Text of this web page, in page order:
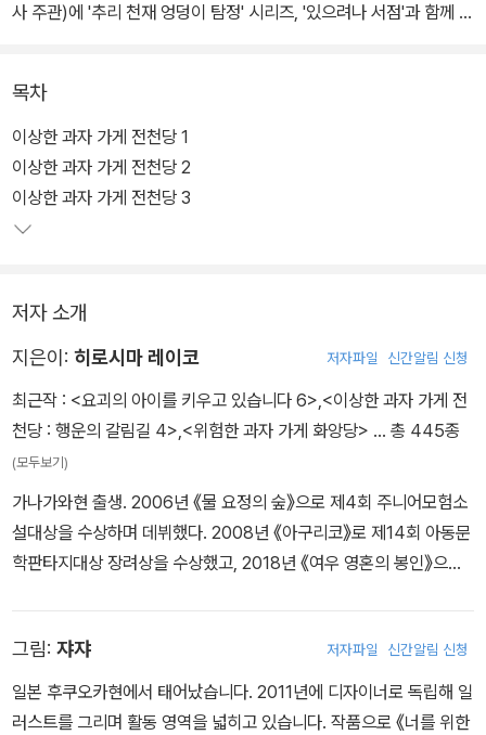
사 주관)에 '추리 천재 엉덩이 탐정' 시리즈, '있으려나 서점'과 함께 나
일본에서 화제를 몰고 있는 위 판타지 시리즈를 국내 어린이들에게
선보인다. 학원물과 탐정물이 주를 이루는 국내 어린이 판타지 시장
에 마법과 환상, 스릴러 요소가 가미된 색다른 판타지 시리즈가 등장
하였다. 복잡하지 않은 이야기 구조와 매력적인 캐릭터, 과자 가게의
<이상한 과자 가게 전천당>에서 보여주는 인간의 욕심, 행복, 올바른
서 아이부터 어른까지 즐겁게 읽을 수 있다.
목차
이상한 과자 가게 전천당 1
이상한 과자 가게 전천당 2
이상한 과자 가게 전천당 3
저자 소개
지은이: 히로시마 레이코 저자파일 신간알림 신청
최근작 : <요괴의 아이를 키우고 있습니다 6>,<이상한 과자 가게 전
천당 : 행운의 갈림길 4>,<위험한 과자 가게 화앙당> … 총 445종
(모두보기)
가나가와현 출생. 2006년 《물 요정의 숲》으로 제4회 주니어모험소
설대상을 수상하며 데뷔했다. 2008년 《아구리코》로 제14회 아동문
학판타지대상 장려상을 수상했고, 2018년 《여우 영혼의 봉인》으로
니다》 시리즈 등이 있다.
그림: 쟈쟈 저자파일 신간알림 신청
일본 후쿠오카현에서 태어났습니다. 2011년에 디자이너로 독립해 일
러스트를 그리며 활동 영역을 넓히고 있습니다. 작품으로 《너를 위한